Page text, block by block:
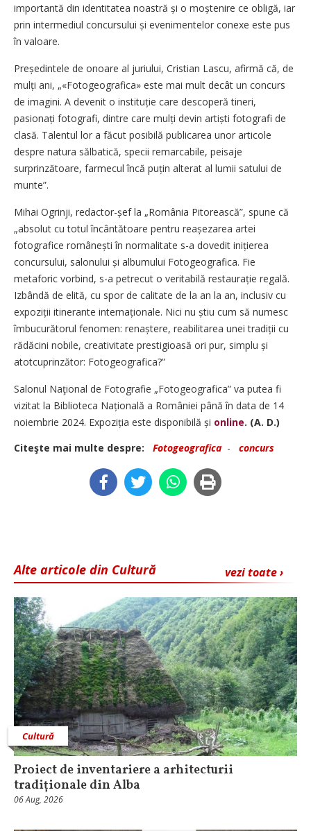
importantă din identitatea noastră și o moștenire ce obligă, iar
prin intermediul concursului și evenimentelor conexe este pus
în valoare.
Președintele de onoare al juriului, Cristian Lascu, afirmă că, de
mulți ani, „«Fotogeografica» este mai mult decât un concurs
de ima­gini. A devenit o instituție care descoperă tineri,
pasionați fotografi, dintre care mulți devin artiști fotografi de
clasă. Talentul lor a făcut posibilă publicarea unor articole
despre natura sălbatică, specii remarcabile, peisaje
surprinzătoare, farmecul încă puțin alterat al lumii satului de
munte”.
Mihai Ogrinji, redactor-șef la „România Pitorească”, spune că
„absolut cu totul încântătoare pentru reașezarea artei
fotografice românești în normalitate s-a dovedit inițierea
concursului, salonului și albumului Fotogeografica. Fie
metaforic vorbind, s-a petrecut o veritabilă restaurație regală.
Izbândă de elită, cu spor de calitate de la an la an, inclusiv cu
expoziții itinerante internaționale. Nici nu știu cum să numesc
îmbucurătorul fenomen: renaștere, reabilitarea unei tradiții cu
rădăcini nobile, creativitate prestigioasă ori pur, simplu și
atotcuprinzător: Fotogeografica?”
Salonul Naţional de Fotografie „Fotogeografica” va putea fi
vizitat la Biblioteca Națională a României până în data de 14
noiembrie 2024. Expoziția este disponibilă și online. (A. D.)
Citeşte mai multe despre:
Fotogeografica - concurs
vezi toate ›
Alte articole din Cultură
Cultură
Proiect de inventariere a arhitecturii
tradiționale din Alba
06 Aug, 2026